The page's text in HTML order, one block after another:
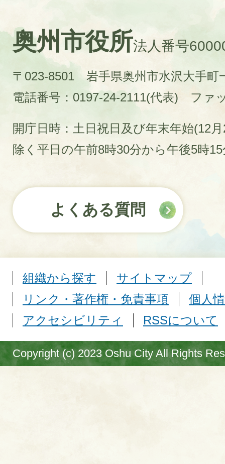
奥州市役所法人番号
〒023-8501 岩手県奥州市水沢大手町
電話番号：0197-24-2111(代表)
ファ
開庁日時：土日祝日及び年末年始(12
除く平日の午前8時30分から午後5時
よくある質問
組織から探す
サイトマップ
リンク・著作権・免責事項
個人
アクセシビリティ
RSSについて
Copyright (c) 2023 Oshu City All Rights